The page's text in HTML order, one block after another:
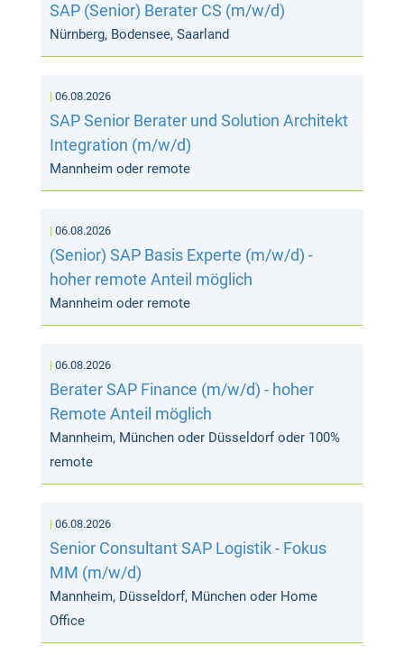
SAP (Senior) Berater CS (m/w/d)
Nürnberg, Bodensee, Saarland
06.08.2026
SAP Senior Berater und Solution Architekt
Integration (m/w/d)
Mannheim oder remote
06.08.2026
(Senior) SAP Basis Experte (m/w/d) -
hoher remote Anteil möglich
Mannheim oder remote
06.08.2026
Berater SAP Finance (m/w/d) - hoher
Remote Anteil möglich
Mannheim, München oder Düsseldorf oder 100%
remote
06.08.2026
Senior Consultant SAP Logistik - Fokus
MM (m/w/d)
Mannheim, Düsseldorf, München oder Home
Office